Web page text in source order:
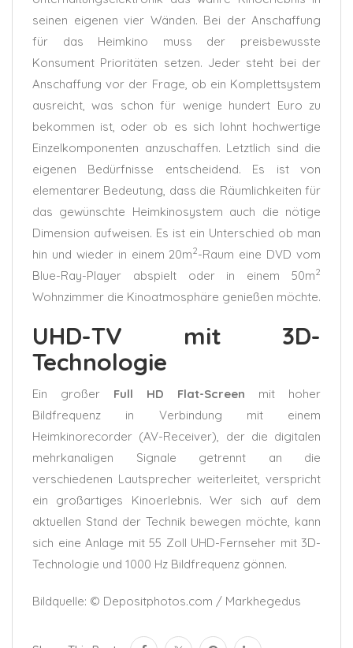
seinen eigenen vier Wänden. Bei der Anschaffung
für das Heimkino muss der preisbewusste
Konsument Prioritäten setzen. Jeder steht bei der
Anschaffung vor der Frage, ob ein Komplettsystem
ausreicht, was schon für wenige hundert Euro zu
bekommen ist, oder ob es sich lohnt hochwertige
Einzelkomponenten anzuschaffen. Letztlich sind die
eigenen Bedürfnisse entscheidend. Es ist von
elementarer Bedeutung, dass die Räumlichkeiten für
das gewünschte Heimkinosystem auch die nötige
Dimension aufweisen. Es ist ein Unterschied ob man
hin und wieder in einem 20m2-Raum eine DVD vom
Blue-Ray-Player abspielt oder in einem 50m2
Wohnzimmer die Kinoatmosphäre genießen möchte.
UHD-TV mit 3D-
Technologie
Ein großer Full HD Flat-Screen mit hoher
Bildfrequenz in Verbindung mit einem
Heimkinorecorder (AV-Receiver), der die digitalen
mehrkanaligen Signale getrennt an die
verschiedenen Lautsprecher weiterleitet, verspricht
ein großartiges Kinoerlebnis. Wer sich auf dem
aktuellen Stand der Technik bewegen möchte, kann
sich eine Anlage mit 55 Zoll UHD-Fernseher mit 3D-
Technologie und 1000 Hz Bildfrequenz gönnen.
Bildquelle: © Depositphotos.com / Markhegedus